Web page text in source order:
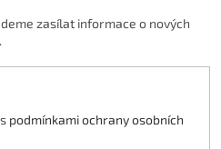
zasílat informace o nových
podmínkami ochrany osobních